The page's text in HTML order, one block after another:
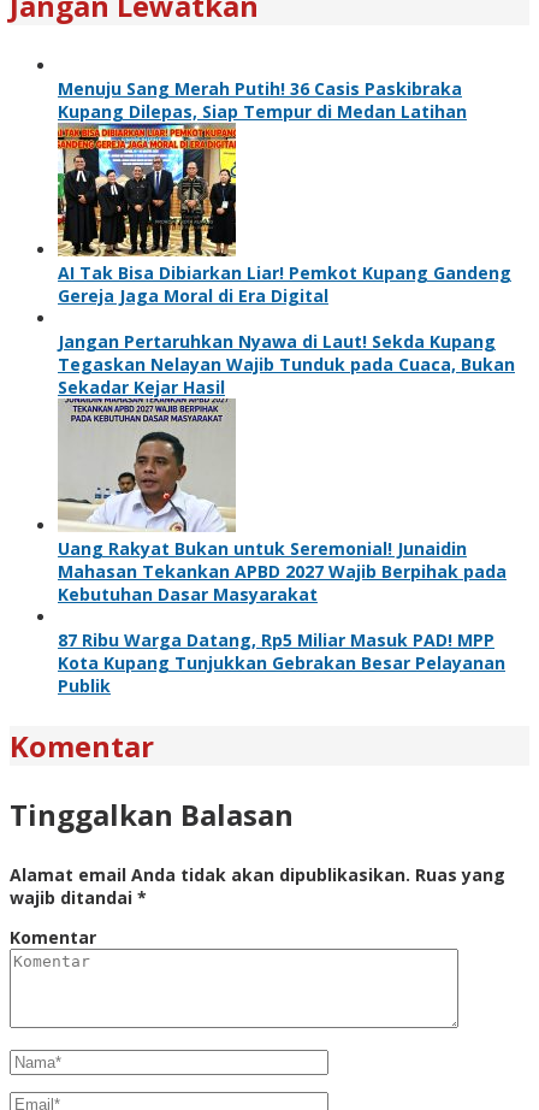
Menuju Sang Merah Putih! 36 Casis Paskibraka
Kupang Dilepas, Siap Tempur di Medan Latihan
AI Tak Bisa Dibiarkan Liar! Pemkot Kupang Gandeng
Gereja Jaga Moral di Era Digital
Jangan Pertaruhkan Nyawa di Laut! Sekda Kupang
Tegaskan Nelayan Wajib Tunduk pada Cuaca, Bukan
Sekadar Kejar Hasil
Uang Rakyat Bukan untuk Seremonial! Junaidin
Mahasan Tekankan APBD 2027 Wajib Berpihak pada
Kebutuhan Dasar Masyarakat
87 Ribu Warga Datang, Rp5 Miliar Masuk PAD! MPP
Kota Kupang Tunjukkan Gebrakan Besar Pelayanan
Publik
Komentar
Tinggalkan Balasan
Alamat email Anda tidak akan dipublikasikan. Ruas yang
wajib ditandai *
Komentar